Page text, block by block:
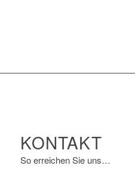
KONTAKT
So erreichen Sie uns…